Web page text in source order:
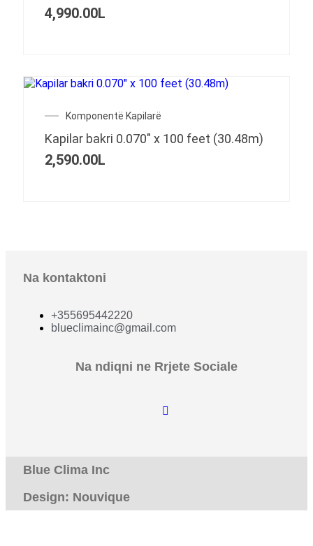
4,990.00L
Komponentë Kapilarë
Kapilar bakri 0.070″ x 100 feet (30.48m)
2,590.00L
Na kontaktoni
+355695442220
blueclimainc@gmail.com
Na ndiqni ne Rrjete Sociale
Blue Clima Inc
Design: Nouvique